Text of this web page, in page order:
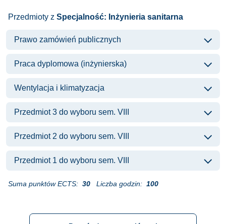
Przedmioty z Specjalność: Inżynieria sanitarna
Prawo zamówień publicznych
Praca dyplomowa (inżynierska)
Wentylacja i klimatyzacja
Przedmiot 3 do wyboru sem. VIII
Przedmiot 2 do wyboru sem. VIII
Przedmiot 1 do wyboru sem. VIII
Suma punktów ECTS: 30 Liczba godzin: 100